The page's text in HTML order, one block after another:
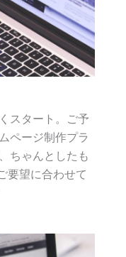
スタート。ご予
ページ制作プラ
ちゃんとしたも
要望に合わせて